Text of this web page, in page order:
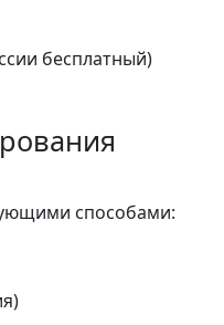
бесплатный)
способами: